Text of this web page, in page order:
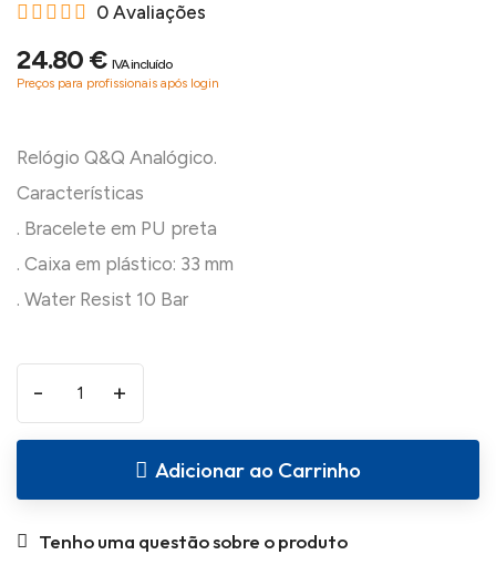
0 Avaliações
24.80 € IVA incluído
Preços para profissionais após login
Relógio Q&Q Analógico.
Características
. Bracelete em PU preta
. Caixa em plástico: 33 mm
- +
Adicionar ao Carrinho
Tenho uma questão sobre o produto